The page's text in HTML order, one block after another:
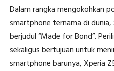
Dalam rangka mengokohkan
smartphone ternama di dunia,
berjudul “Made for Bond”.
sekaligus bertujuan untuk
smartphone barunya, Xperia